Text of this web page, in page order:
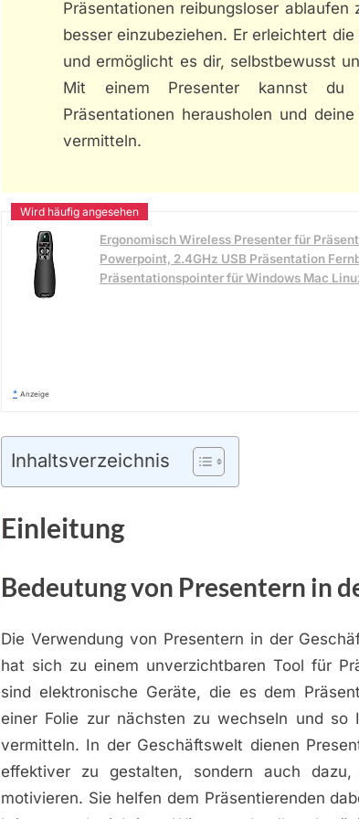
Präsentationen reibungsloser ablaufen
besser einzubeziehen. Er erleichtert
und ermöglicht es dir, selbstbewusst
Mit einem Presenter kannst
Präsentationen herausholen und
vermitteln.
Ergonomisch Wireless Presenter für
Powerpoint, 2.4GHz USB Präsentation
Präsentationspointer für Windows Mac
* Anzeige
Inhaltsverzeichnis
Einleitung
Bedeutung von Presentern in
Die Verwendung von Presentern in der
hat sich zu einem unverzichtbaren Tool für
sind elektronische Geräte, die es dem
einer Folie zur nächsten zu wechseln und so
vermitteln. In der Geschäftswelt dienen
effektiver zu gestalten, sondern auch
motivieren. Sie helfen dem Präsentierenden